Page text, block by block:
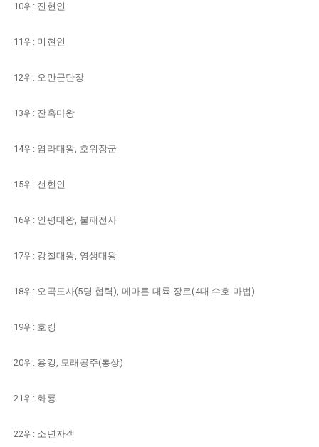
10위: 진현인
11위: 미현인
12위: 오만군단장
13위: 잔혹마왕
14위: 염라대왕, 호위장군
15위: 선현인
16위: 인평대왕, 불패전사
17위: 강철대왕, 영생대왕
18위: 오곡도사(5명 협력), 메마른 대륙 장로(4대 수호 마법)
19위: 호킹
20위: 용킹, 모래공주(통상)
21위: 화룡
22위: 소년자객